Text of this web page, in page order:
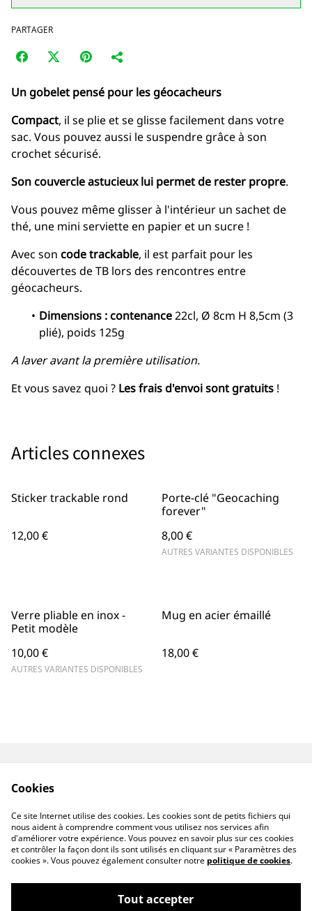
PARTAGER
Un gobelet pensé pour les géocacheurs
Compact, il se plie et se glisse facilement dans votre
sac. Vous pouvez aussi le suspendre grâce à son
crochet sécurisé.
Son couvercle astucieux lui permet de rester propre.
Vous pouvez même glisser à l'intérieur un sachet de
thé, une mini serviette en papier et un sucre !
Avec son code trackable, il est parfait pour les
découvertes de TB lors des rencontres entre
géocacheurs.
Dimensions : contenance22cl, Ø 8cm H 8,5cm (3
plié), poids 125g
A laver avant la première utilisation.
Et vous savez quoi ? Les frais d'envoi sont gratuits !
Articles connexes
Sticker trackable rond
12,00 €
Porte-clé "Geocaching
forever"
8,00 €
AUTRES VARIANTES DISPONIBLES
Verre pliable en inox -
Petit modèle
10,00 €
AUTRES VARIANTES DISPONIBLES
Mug en acier émaillé
18,00 €
confidentialité
Qui suis-je ?
Cookies
Ce site Internet utilise des cookies. Les cookies sont de petits fichiers qui
nous aident à comprendre comment vous utilisez nos services afin
d'améliorer votre expérience. Vous pouvez en savoir plus sur ces cookies
et contrôler la façon dont ils sont utilisés en cliquant sur « Paramètres des
cookies ». Vous pouvez également consulter notre politique de cookies.
Tout accepter